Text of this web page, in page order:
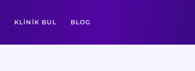
KLINIK BUL BLOG